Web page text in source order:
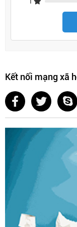
Kệ đựng bát đĩa
theo nhu cầu sử
Sản phẩm cũng
Thiết kế
Với bề mặt inox
không chỉ là một
tăng tính thẩm mỹ
Sản phẩm phù
khác nhau, từ
Lợi ích
đựng
Kết nối mạng xã